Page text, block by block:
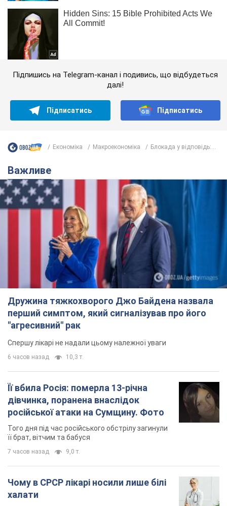
Підпишись на Telegram-канал і подивись, що відбудеться
далі!
Підписатись Підписатись
Економіка Mакроекономіка Блокада у відповідь:...
Важливе
Дружина тяжкохворого Джо Байдена назвала
перший симптом, який сигналізував про його
"агресивний" рак
Спершу лікарі не надали цьому належної уваги
6 часов назад 10,3 т.
Її вбила Росія: померла 13-річна
дівчинка, поранена внаслідок
російської атаки на Сумщину. Фото
Того дня під час російського обстрілу загинули
її брат, вітчим та бабуся
7 часов назад 9,0 т.
Чому в СРСР лікарі носили лише білі
халати